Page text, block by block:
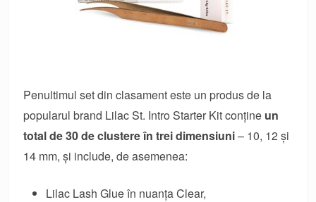
Penultimul set din clasament este un produs de la
popularul brand Lilac St. Intro Starter Kit conține un
total de 30 de clustere în trei dimensiuni– 10, 12 și
14 mm, și include, de asemenea:
Lilac Lash Glue în nuanța Clear,